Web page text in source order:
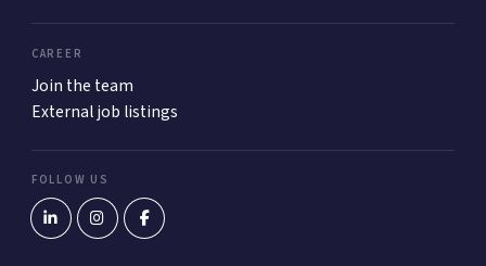
CAREER
Join the team
External job listings
FOLLOW US